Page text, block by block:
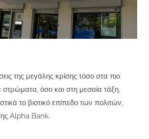
της μεγάλης κρίσης τόσο στα πιο
στρώματα, όσο και στη μεσαία τάξη,
το βιοτικό επίπεδο των πολιτών,
Alpha Bank.